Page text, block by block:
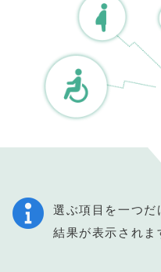
選ぶ項目を一つだ
結果が表示されま